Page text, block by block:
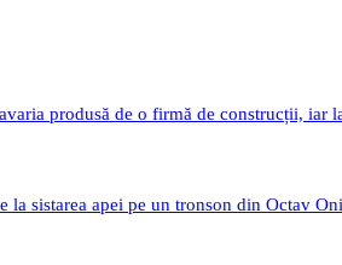
produsă de o firmă de construcții, iar
la sistarea apei pe un tronson din Octav